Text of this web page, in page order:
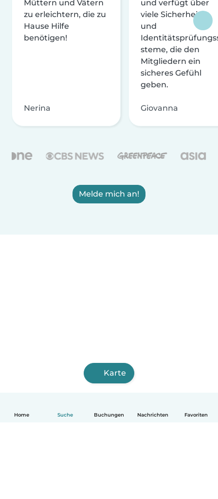
Home Suche Buchungen Nachrichten Favoriten
Müttern und Vätern
zu erleichtern, die zu
Hause Hilfe
benötigen!
Nerina
und verfügt über
viele Sicherheits-
und
steme, die den
Mitgliedern ein
sicheres Gefühl
geben.
Giovanna
Melde mich an!
Karte